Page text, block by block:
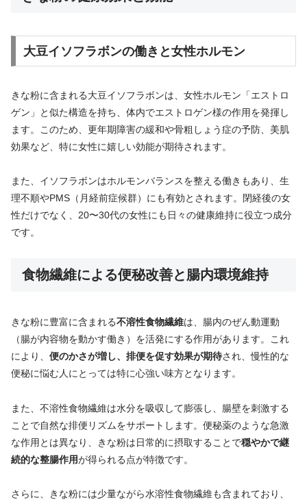
大豆イソフラボンの働きと女性ホルモン
きな粉に含まれる大豆イソフラボンは、女性ホルモン「エストロ
ゲン」と似た構造を持ち、体内でエストロゲン様の作用を発揮し
ます。このため、更年期障害の緩和や骨粗しょう症の予防、美肌
効果など、特に女性に嬉しい効能が期待されます。
また、イソフラボンはホルモンバランスを整える働きもあり、生
理不順やPMS（月経前症候群）にも有効とされます。閉経後の女
性だけでなく、20〜30代の女性にも日々の健康維持に役立つ成分
です。
食物繊維による便秘改善と腸内環境維持
きな粉に豊富に含まれる不溶性食物繊維は、腸内のぜん動運動
（腸が内容物を動かす働き）を活発にする作用があります。これ
により、 便のかさが増し、排便を促す効果が期待され、慢性的な
便秘に悩む人にとっては特に心強い味方となります。
また、不溶性食物繊維は水分を吸収して膨張し、腸壁を刺激する
ことで自然な排便リズムをサポートします。便秘薬のような急激
な作用とは異なり、きな粉は日常的に摂取することで穏やかで継
続的な整腸作用が得られる点が特徴です。
さらに、きな粉には少量ながら水溶性食物繊維も含まれており、